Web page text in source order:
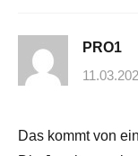
PRO1
Das kommt von